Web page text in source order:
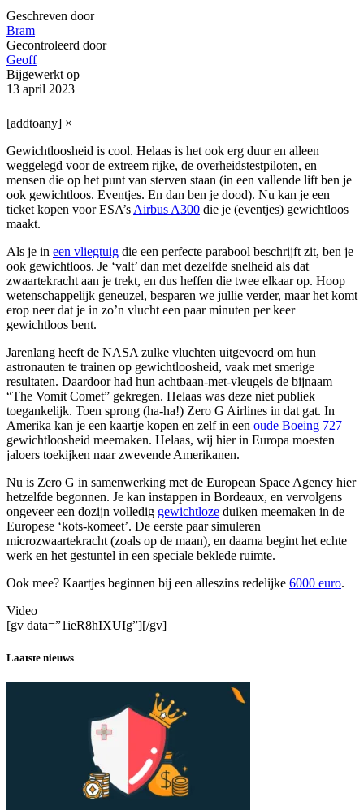
Geschreven door
Bram
Gecontroleerd door
Geoff
Bijgewerkt op
13 april 2023
[addtoany] ×
Gewichtloosheid is cool. Helaas is het ook erg duur en alleen
weggelegd voor de extreem rijke, de overheidstestpiloten, en
mensen die op het punt van sterven staan (in een vallende lift ben je
ook gewichtloos. Eventjes. En dan ben je dood). Nu kan je een
ticket kopen voor ESA’sAirbus A300 die je (eventjes) gewichtloos
maakt.
Als je in een vliegtuig die een perfecte parabool beschrijft zit, ben je
ook gewichtloos. Je ‘valt’ dan met dezelfde snelheid als dat
zwaartekracht aan je trekt, en dus heffen die twee elkaar op. Hoop
wetenschappelijk geneuzel, besparen we jullie verder, maar het komt
erop neer dat je in zo’n vlucht een paar minuten per keer
gewichtloos bent.
Jarenlang heeft de NASA zulke vluchten uitgevoerd om hun
astronauten te trainen op gewichtloosheid, vaak met smerige
resultaten. Daardoor had hun achtbaan-met-vleugels de bijnaam
“The Vomit Comet” gekregen. Helaas was deze niet publiek
toegankelijk. Toen sprong (ha-ha!) Zero G Airlines in dat gat. In
Amerika kan je een kaartje kopen en zelf in een oude Boeing 727
gewichtloosheid meemaken. Helaas, wij hier in Europa moesten
jaloers toekijken naar zwevende Amerikanen.
Nu is Zero G in samenwerking met de European Space Agency hier
hetzelfde begonnen. Je kan instappen in Bordeaux, en vervolgens
ongeveer een dozijn volledig gewichtloze duiken meemaken in de
Europese ‘kots-komeet’. De eerste paar simuleren
microzwaartekracht (zoals op de maan), en daarna begint het echte
werk en het gestuntel in een speciale beklede ruimte.
Ook mee? Kaartjes beginnen bij een alleszins redelijke 6000 euro.
Video
[gv data=”1ieR8hIXUIg”][/gv]
Laatste nieuws